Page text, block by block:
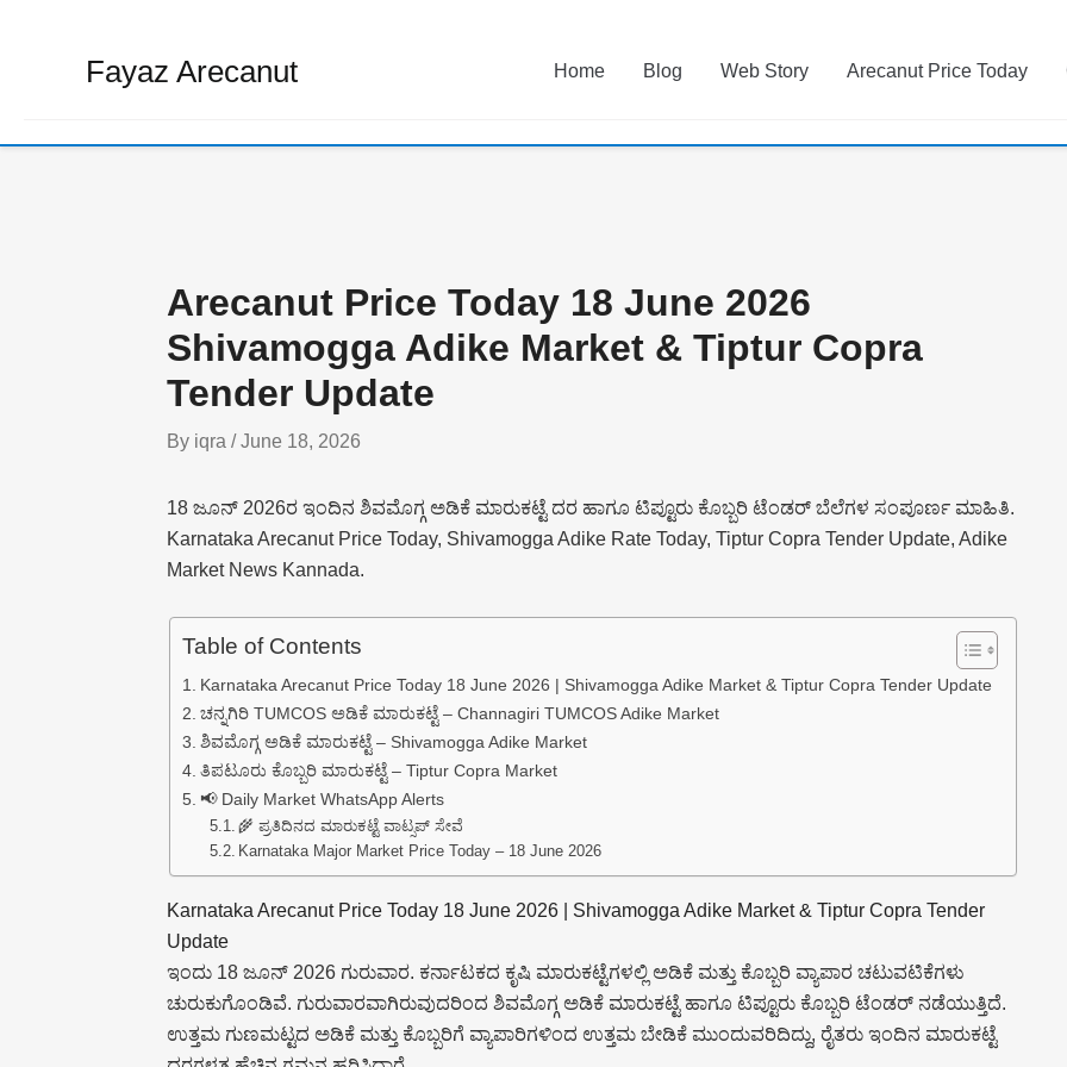
Fayaz Arecanut Home Blog Web Story Arecanut Price Today
Arecanut Price Today 18 June 2026
Shivamogga Adike Market & Tiptur Copra
Tender Update
By iqra /June 18, 2026
18 ಜೂನ್ 2026ರ ಇಂದಿನ ಶಿವಮೊಗ್ಗ ಅಡಿಕೆ ಮಾರುಕಟ್ಟೆ ದರ ಹಾಗೂ ಟಿಪ್ಟೂರು ಕೊಬ್ಬರಿ ಟೆಂಡರ್ ಬೆಲೆಗಳ ಸಂಪೂರ್ಣ ಮಾಹಿತಿ.
Karnataka Arecanut Price Today, Shivamogga Adike Rate Today, Tiptur Copra Tender Update, Adike
Market News Kannada.
Table of Contents
Karnataka Arecanut Price Today 18 June 2026 | Shivamogga Adike Market & Tiptur Copra Tender Update
ಚನ್ನಗಿರಿ TUMCOS ಅಡಿಕೆ ಮಾರುಕಟ್ಟೆ – Channagiri TUMCOS Adike Market
ಶಿವಮೊಗ್ಗ ಅಡಿಕೆ ಮಾರುಕಟ್ಟೆ – Shivamogga Adike Market
ತಿಪಟೂರು ಕೊಬ್ಬರಿ ಮಾರುಕಟ್ಟೆ – Tiptur Copra Market
📢 Daily Market WhatsApp Alerts
🌾 ಪ್ರತಿದಿನದ ಮಾರುಕಟ್ಟೆ ವಾಟ್ಸಪ್ ಸೇವೆ
Karnataka Major Market Price Today – 18 June 2026
Karnataka Arecanut Price Today 18 June 2026 | Shivamogga Adike Market & Tiptur Copra Tender
Update
ಇಂದು 18 ಜೂನ್ 2026 ಗುರುವಾರ. ಕರ್ನಾಟಕದ ಕೃಷಿ ಮಾರುಕಟ್ಟೆಗಳಲ್ಲಿ ಅಡಿಕೆ ಮತ್ತು ಕೊಬ್ಬರಿ ವ್ಯಾಪಾರ ಚಟುವಟಿಕೆಗಳು
ಚುರುಕುಗೊಂಡಿವೆ. ಗುರುವಾರವಾಗಿರುವುದರಿಂದ ಶಿವಮೊಗ್ಗ ಅಡಿಕೆ ಮಾರುಕಟ್ಟೆ ಹಾಗೂ ಟಿಪ್ಟೂರು ಕೊಬ್ಬರಿ ಟೆಂಡರ್ ನಡೆಯುತ್ತಿದೆ.
ಉತ್ತಮ ಗುಣಮಟ್ಟದ ಅಡಿಕೆ ಮತ್ತು ಕೊಬ್ಬರಿಗೆ ವ್ಯಾಪಾರಿಗಳಿಂದ ಉತ್ತಮ ಬೇಡಿಕೆ ಮುಂದುವರಿದಿದ್ದು, ರೈತರು ಇಂದಿನ ಮಾರುಕಟ್ಟೆ